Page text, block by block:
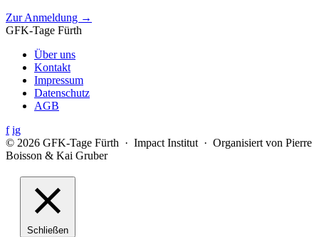
Zur Anmeldung →
GFK-Tage Fürth
Über uns
Kontakt
Impressum
Datenschutz
AGB
f ig
© 2026 GFK-Tage Fürth · Impact Institut · Organisiert von Pierre
Boisson & Kai Gruber
Schließen